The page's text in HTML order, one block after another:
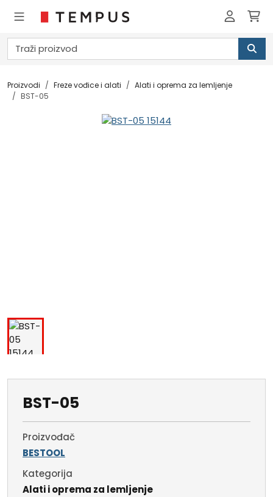
Proizvodi Freze vođice i alati
Alati i oprema za lemljenje
BST-05
BST-05
Proizvođač
BESTOOL
Kategorija
Alati i oprema za lemljenje